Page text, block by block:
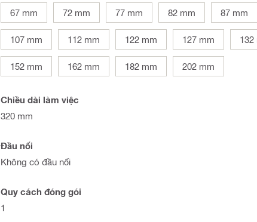
67 mm 72 mm 77 mm 82 mm 87 mm
107 mm 112 mm 122 mm 127 mm 132
152 mm 162 mm 182 mm 202 mm
Chiều dài làm việc
320 mm
Đầu nối
Không có đầu nối
Quy cách đóng gói
1